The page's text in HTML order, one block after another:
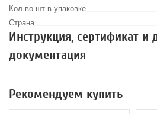
Кол-во шт в упаковке
Страна
Инструкция, сертификат и
документация
Рекомендуем купить